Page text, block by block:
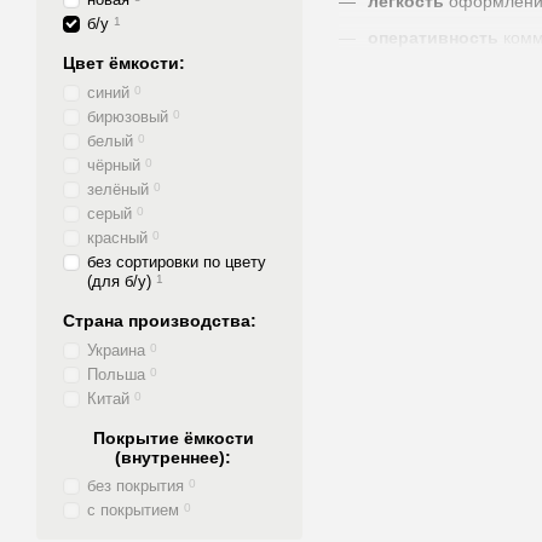
б/у 1
Цвет ёмкости:
синий 0
бирюзовый 0
белый 0
чёрный 0
зелёный 0
серый 0
красный 0
без сортировки по цвету
(для б/у) 1
Страна производства:
Украина 0
Польша 0
Китай 0
Покрытие ёмкости
(внутреннее):
без покрытия 0
с покрытием 0